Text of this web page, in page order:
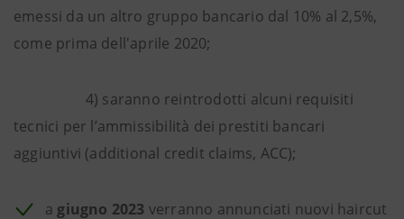
emessi da un altro gruppo bancario dal 10% al 2,5%,
come prima dell'aprile 2020;
4) saranno reintrodotti alcuni requisiti
tecnici per l’ammissibilità dei prestiti bancari
aggiuntivi (additional credit claims, ACC);
a giugno 2023 verranno annunciati nuovi haircut